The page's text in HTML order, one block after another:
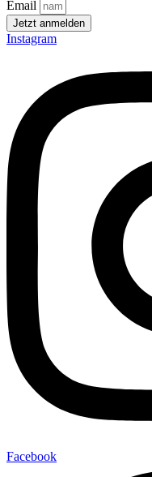
Email
Jetzt anmelden
Instagram
Facebook